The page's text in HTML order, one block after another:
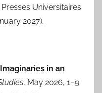
Presses Universitaires
2027).
in an
, May 2026, 1–9.